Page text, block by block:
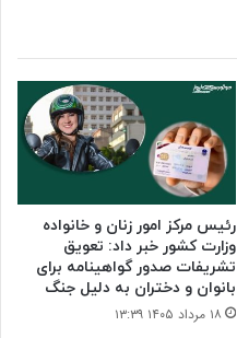
رئیس مرکز امور زنان و خانواده
وزارت کشور خبر داد: تعویق
تشریفات صدور گواهینامه برای
بانوان و دختران به دلیل جنگ
۱۸ مرداد ۱۴۰۵ ۱۳:۳۹